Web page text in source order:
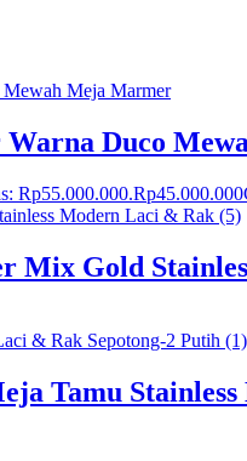
Duco
Rp55.000.000.Rp45.000.000
Mix Gold
Tamu